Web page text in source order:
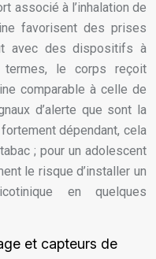
associé à l’inhalation de
favorisent des prises
avec des dispositifs à
termes, le corps reçoit
comparable à celle de
d’alerte que sont la
dépendant, cela
; pour un adolescent
le risque d’installer un
en quelques
et capteurs de